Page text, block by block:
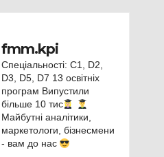
fmm.kpi
Спеціальності: C1, D2,
D3, D5, D7 13 освітніх
програм Випустили
більше 10 тис
Майбутні аналітики,
маркетологи, бізнесмени
- вам до нас